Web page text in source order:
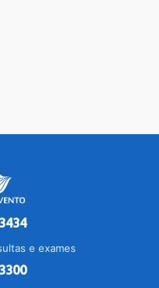
e exames